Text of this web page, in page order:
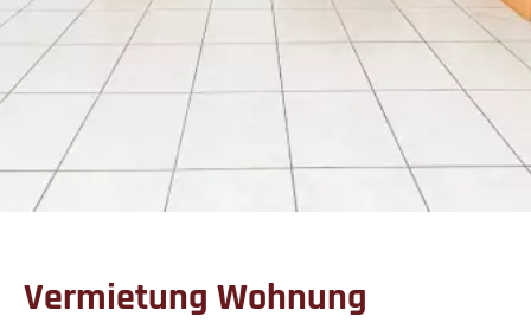
Vermietung Wohnung